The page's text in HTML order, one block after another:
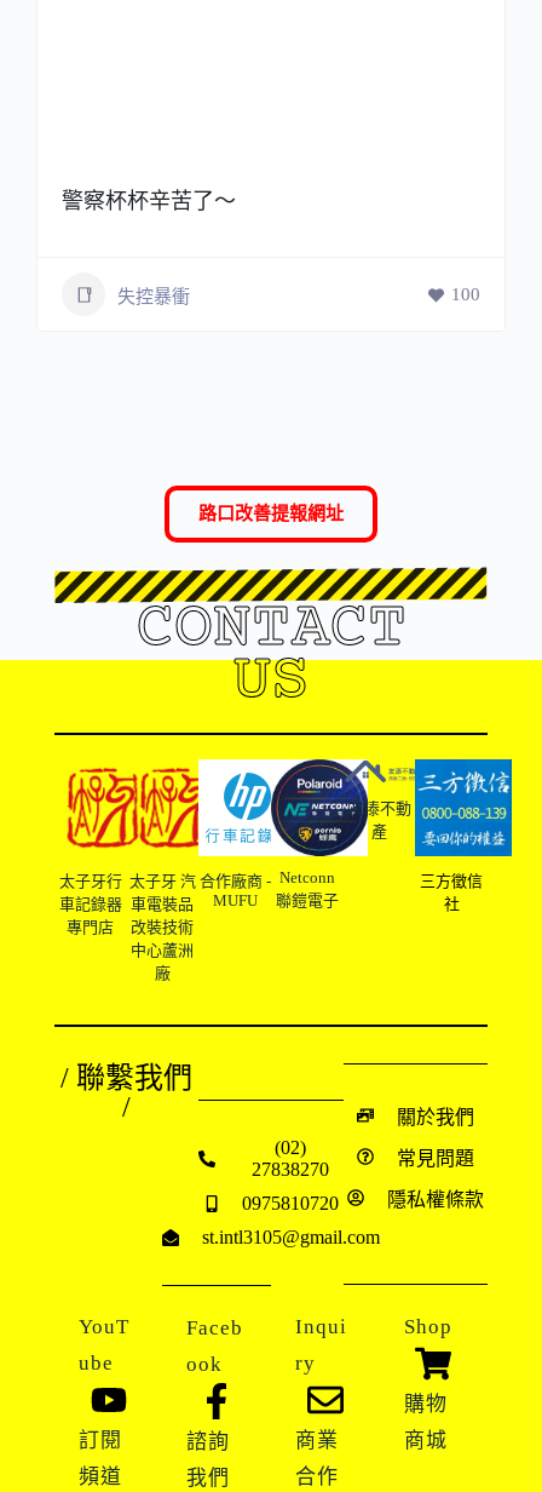
警察杯杯辛苦了～
失控暴衝 100
路口改善提報網址
CONTACT
US
太子牙行
車記錄器
專門店
太子牙 汽
車電裝品
改裝技術
中心蘆洲
廠
合作廠商 -
MUFU
Netconn
聯鎧電子
友溙不動
產
三方徵信
社
/ 聯繫我們
/
(02)
27838270
0975810720
st.intl3105@gmail.com
關於我們
常見問題
隱私權條款
YouT
ube
訂閱
頻道
Faceb
ook
諮詢
我們
Inqui
ry
商業
合作
Shop
購物
商城